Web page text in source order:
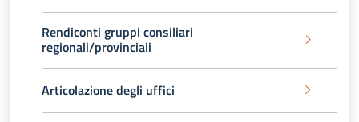
Rendiconti gruppi consiliari
regionali/provinciali
Articolazione degli uffici